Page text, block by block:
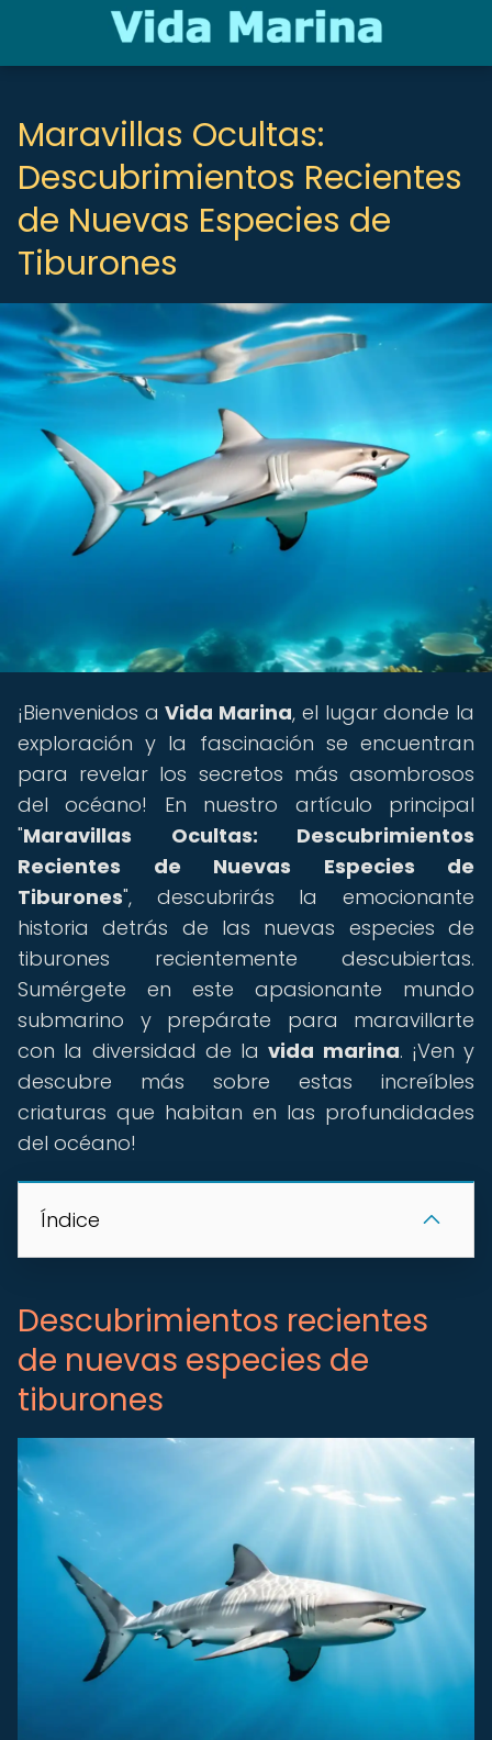
Maravillas Ocultas:
Descubrimientos Recientes
de Nuevas Especies de
Tiburones
¡Bienvenidos aVida Marina, el lugar donde la
exploración y la fascinación se encuentran
para revelar los secretos más asombrosos
del océano! En nuestro artículo principal
"Maravillas Ocultas: Descubrimientos
Recientes de Nuevas Especies de
Tiburones", descubrirás la emocionante
historia detrás de las nuevas especies de
tiburones recientemente descubiertas.
Sumérgete en este apasionante mundo
submarino y prepárate para maravillarte
con la diversidad de lavida marina. ¡Ven y
descubre más sobre estas increíbles
criaturas que habitan en las profundidades
del océano!
Índice
Descubrimientos recientes
de nuevas especies de
tiburones